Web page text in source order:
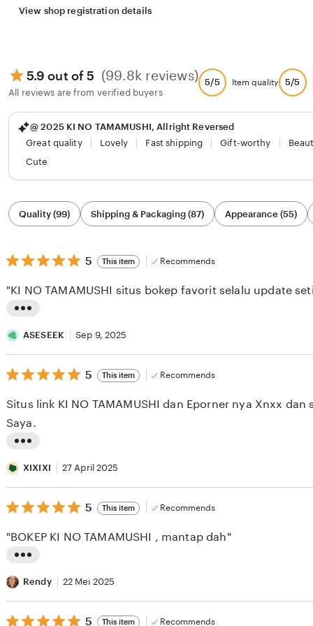
View shop registration details
5.9 out of 5 (99.8k reviews)
All reviews are from verified buyers
5/5 Item quality 5/5
@ 2025 KI NO TAMAMUSHI, Allright Reversed
Great quality
Lovely Fast shipping Gift-worthy
Cute
Filter
by
category
Quality (99) Shipping & Packaging (87) Appearance (55)
5
out
5
stars
5 This item Recommends
i
s
t
n
g
e
v
i
w
y
A
S
"KI NO TAMAMUSHI situs bokep favorit selalu update
ASESEEK Sep 9, 2025
5
out
5
stars
5 This item Recommends
i
s
t
n
r
e
v
Situs link KI NO TAMAMUSHI dan Eporner nya Xnxx dan
Saya.
XIXIXI 27 April 2025
5
out
5
stars
5 This item Recommends
i
s
t
"BOKEP KI NO TAMAMUSHI , mantap dah"
Rendy 22 Mei 2025
5
5 This item Recommends